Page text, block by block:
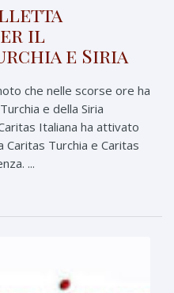
il
e Siria
che nelle scorse ore ha
e della Siria
Italiana ha attivato
Turchia e Caritas
...